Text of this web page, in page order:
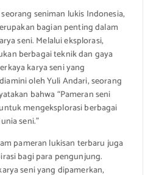
seniman lukis Indonesia,
bagian penting dalam
seni. Melalui eksplorasi,
berbagai teknik dan gaya
karya seni yang
oleh Yuli Andari, seorang
bahwa “Pameran seni
mengeksplorasi berbagai
seni.”
pameran lukisan terbaru juga
bagi para pengunjung.
seni yang dipamerkan,